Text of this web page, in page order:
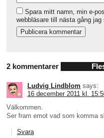
Spara mitt namn, min e-
webbläsare till nästa gång
2 kommentarer
Ludvig Lindblom says:
16 december 2011 kl.
Välkommen.
Ser fram emot vad som komma
Svara